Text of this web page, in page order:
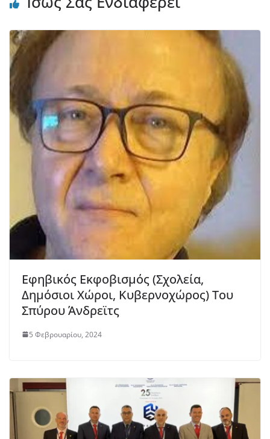
Εφηβικός Εκφοβισμός (Σχολεία,
Δημόσιοι Χώροι, Κυβερνοχώρος) Του
Σπύρου Άνδρεϊτς
5 Φεβρουαρίου, 2024